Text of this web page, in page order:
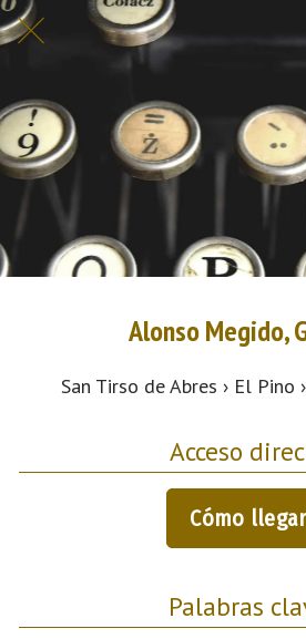
Alonso Megido,
San Tirso de Abres › El Pino
Acceso
Cómo llegar
Palabras